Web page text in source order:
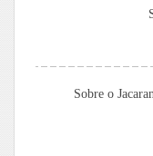
Sobre o